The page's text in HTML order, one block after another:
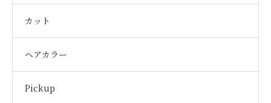
カット
ヘアカラー
Pickup